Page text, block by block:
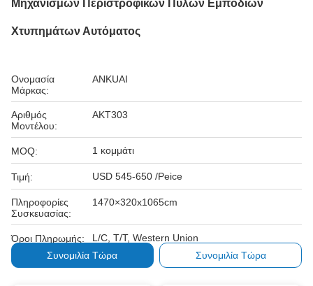
Μηχανισμών Περιστροφικών Πυλών Εμποδίων
Χτυπημάτων Αυτόματος
Ονομασία
Μάρκας:
ANKUAI
Αριθμός
Μοντέλου:
AKT303
MOQ: 1 κομμάτι
Τιμή: USD 545-650 /Peice
Πληροφορίες
Συσκευασίας:
1470×320x1065cm
Όροι Πληρωμής:
L/C, T/T, Western Union
Συνομιλία Τώρα
Συνομιλία Τώρα